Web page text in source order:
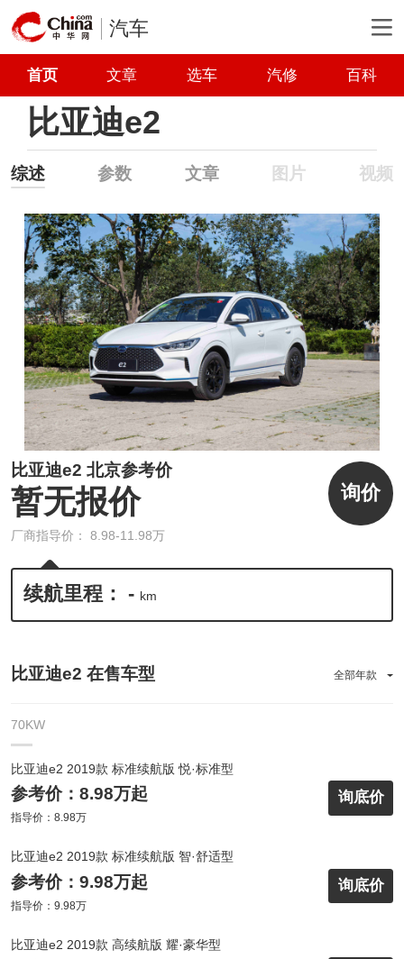
汽车
首页 文章 选车 汽修 百科
比亚迪e2
综述 参数 文章 图片 视频
比亚迪e2 北京参考价
暂无报价
厂商指导价： 8.98-11.98万
续航里程： - km
询价
比亚迪e2 在售车型 全部年款
70KW
比亚迪e2 2019款 标准续航版 悦·标准型
参考价：8.98万起
指导价：8.98万
询底价
比亚迪e2 2019款 标准续航版 智·舒适型
参考价：9.98万起
指导价：9.98万
询底价
比亚迪e2 2019款 高续航版 耀·豪华型